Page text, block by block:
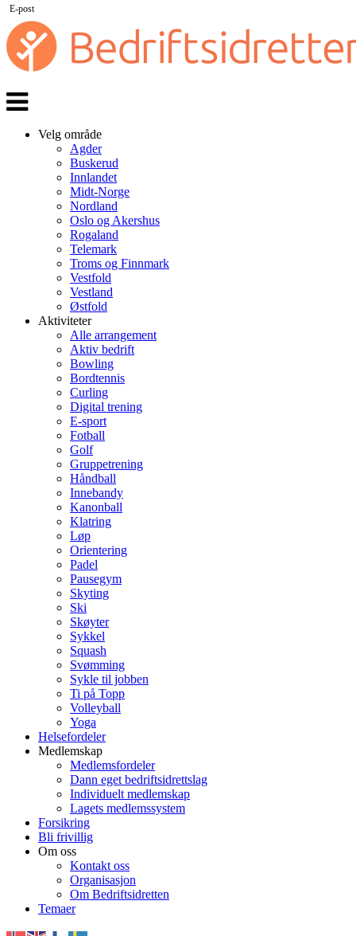
Veksle
navigasjon
Velg område
Agder
Buskerud
Innlandet
Midt-Norge
Nordland
Oslo og Akershus
Rogaland
Telemark
Troms og Finnmark
Vestfold
Vestland
Østfold
Aktiviteter
Alle arrangement
Aktiv bedrift
Bowling
Bordtennis
Curling
Digital trening
E-sport
Fotball
Golf
Gruppetrening
Håndball
Innebandy
Kanonball
Klatring
Løp
Orientering
Padel
Pausegym
Skyting
Ski
Skøyter
Sykkel
Squash
Svømming
Sykle til jobben
Ti på Topp
Volleyball
Yoga
Helsefordeler
Medlemskap
Medlemsfordeler
Dann eget bedriftsidrettslag
Individuelt medlemskap
Lagets medlemssystem
Forsikring
Bli frivillig
Om oss
Kontakt oss
Organisasjon
Om Bedriftsidretten
Temaer
E-post